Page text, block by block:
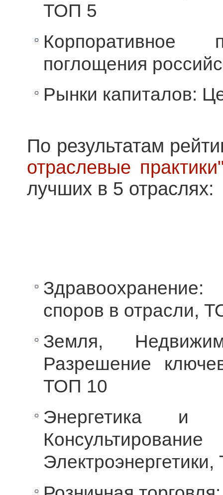
ТОП 5
поглощения
Рынки капиталов:
По результатам
отраслевые
лучших в 5 отраслях:
споров в отрасли,
Земля,
Разрешение
ТОП 10
Энергетика и